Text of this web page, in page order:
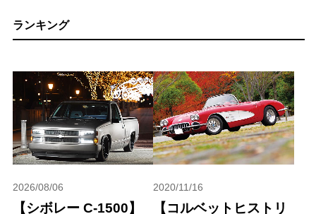
ランキング
2026/08/06
【シボレー C-1500】
2020/11/16
【コルベットヒストリ